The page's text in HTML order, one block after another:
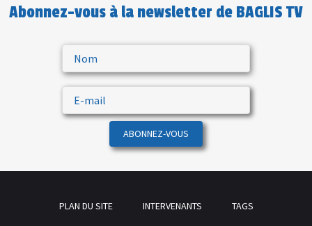
Abonnez-vous à la newsletter de BAGLIS TV
ABONNEZ-VOUS
PLAN DU SITE INTERVENANTS
TAGS